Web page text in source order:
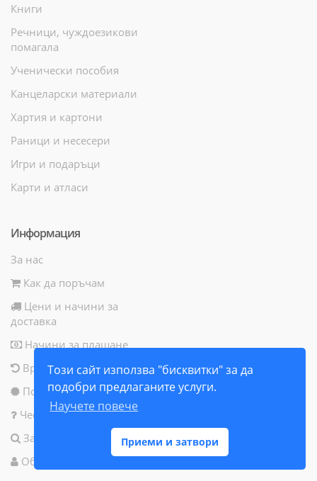
Този сайт използва "бисквитки" за да
подобри предлаганите услуги.
Научете повече
Приеми и затвори
Книги
Речници, чуждоезикови
помагала
Ученически пособия
Канцеларски материали
Хартия и картони
Раници и несесери
Игри и подаръци
Карти и атласи
Информация
За нас
Как да поръчам
Цени и начини за
доставка
Начини за плащане
Връщане на продукт
Политика за бисквитки
Често задавани въпроси
Запитване за продукт
Общи условия за ползване